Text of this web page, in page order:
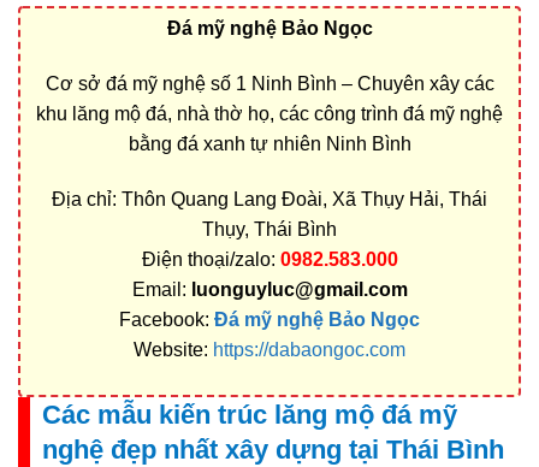
Đá mỹ nghệ Bảo Ngọc
Cơ sở đá mỹ nghệ số 1 Ninh Bình – Chuyên xây các
khu lăng mộ đá, nhà thờ họ, các công trình đá mỹ nghệ
bằng đá xanh tự nhiên Ninh Bình
Địa chỉ: Thôn Quang Lang Đoài, Xã Thụy Hải, Thái
Thụy, Thái Bình
Điện thoại/zalo: 0982.583.000
Email: luonguyluc@gmail.com
Facebook: Đá mỹ nghệ Bảo Ngọc
Website: https://dabaongoc.com
Các mẫu kiến trúc lăng mộ đá mỹ
nghệ đẹp nhất xây dựng tại Thái Bình